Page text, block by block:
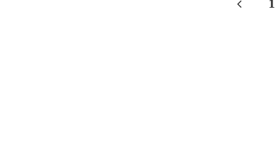
1